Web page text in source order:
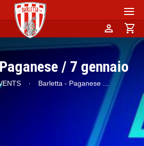
person shopping_cart
/ 7 gennaio
· Barletta - Paganese ...